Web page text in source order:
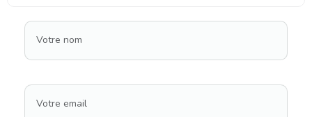
Votre nom
Votre email